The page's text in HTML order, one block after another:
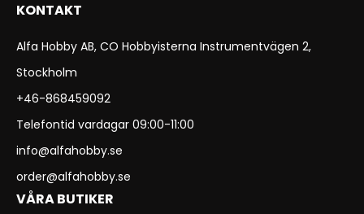
KONTAKT
Alfa Hobby AB, CO Hobbyisterna Instrumentvägen 2,
Stockholm
+46-868459092
Telefontid vardagar 09:00-11:00
info@alfahobby.se
order@alfahobby.se
VÅRA BUTIKER